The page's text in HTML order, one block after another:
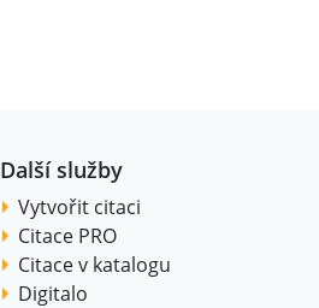
Další služby
Vytvořit citaci
Citace PRO
Citace v katalogu
Digitalo